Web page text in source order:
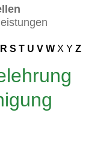
R S T U V W X Y Z